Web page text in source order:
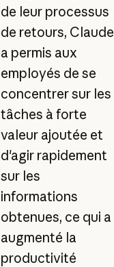
de leur processus
de retours, Claude
a permis aux
employés de se
concentrer sur les
tâches à forte
valeur ajoutée et
d'agir rapidement
sur les
informations
obtenues, ce qui a
augmenté la
productivité